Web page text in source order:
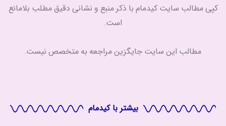
کپی مطالب سایت کیدمام با ذکر منبع و نشانی دقیق مطلب بلامانع
است.
مطالب این سایت جایگزین مراجعه به متخصص نیست.
بیشتر با کیدمام